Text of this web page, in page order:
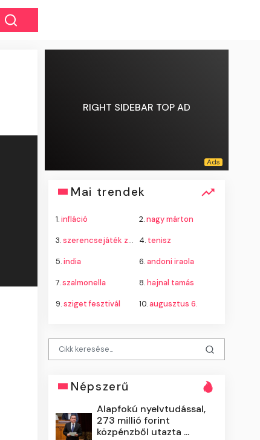
RIGHT SIDEBAR TOP AD
Mai trendek
1.infláció 2.nagy márton
3.szerencsejáték zrt. 4. tenisz
5.india 6.andoni iraola
7.szalmonella 8.hajnal tamás
9.sziget fesztivál 10.augusztus 6.
Népszerű
Alapfokú nyelvtudással,
273 millió forint
közpénzből utazta ...